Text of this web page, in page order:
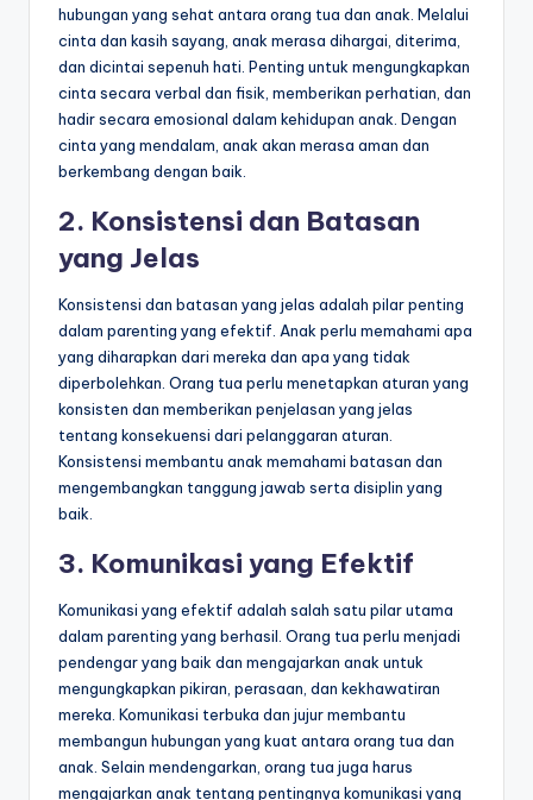
hubungan yang sehat antara orang tua dan anak. Melalui
cinta dan kasih sayang, anak merasa dihargai, diterima,
dan dicintai sepenuh hati. Penting untuk mengungkapkan
cinta secara verbal dan fisik, memberikan perhatian, dan
hadir secara emosional dalam kehidupan anak. Dengan
cinta yang mendalam, anak akan merasa aman dan
berkembang dengan baik.
2. Konsistensi dan Batasan
yang Jelas
Konsistensi dan batasan yang jelas adalah pilar penting
dalam parenting yang efektif. Anak perlu memahami apa
yang diharapkan dari mereka dan apa yang tidak
diperbolehkan. Orang tua perlu menetapkan aturan yang
konsisten dan memberikan penjelasan yang jelas
tentang konsekuensi dari pelanggaran aturan.
Konsistensi membantu anak memahami batasan dan
mengembangkan tanggung jawab serta disiplin yang
baik.
3. Komunikasi yang Efektif
Komunikasi yang efektif adalah salah satu pilar utama
dalam parenting yang berhasil. Orang tua perlu menjadi
pendengar yang baik dan mengajarkan anak untuk
mengungkapkan pikiran, perasaan, dan kekhawatiran
mereka. Komunikasi terbuka dan jujur membantu
membangun hubungan yang kuat antara orang tua dan
anak. Selain mendengarkan, orang tua juga harus
mengajarkan anak tentang pentingnya komunikasi yang